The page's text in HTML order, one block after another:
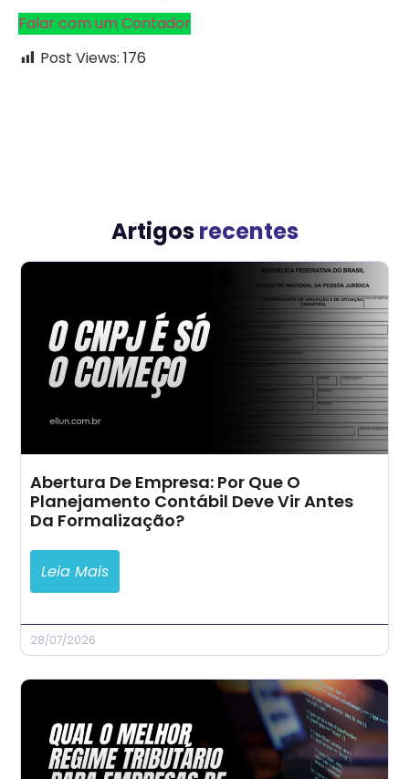
Falar com um Contador
Post Views: 176
Artigosrecentes
Abertura De Empresa: Por Que O
Planejamento Contábil Deve Vir Antes
Da Formalização?
Leia Mais
28/07/2026